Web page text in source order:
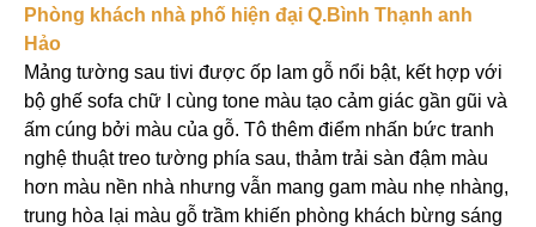
Phòng khách nhà phố hiện đại Q.Bình Thạnh anh
Hảo
Mảng tường sau tivi được ốp lam gỗ nổi bật, kết hợp với
bộ ghế sofa chữ I cùng tone màu tạo cảm giác gần gũi và
ấm cúng bởi màu của gỗ. Tô thêm điểm nhấn bức tranh
nghệ thuật treo tường phía sau, thảm trải sàn đậm màu
hơn màu nền nhà nhưng vẫn mang gam màu nhẹ nhàng,
trung hòa lại màu gỗ trầm khiến phòng khách bừng sáng